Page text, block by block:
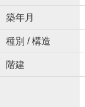
築年月
種別 / 構造
階建